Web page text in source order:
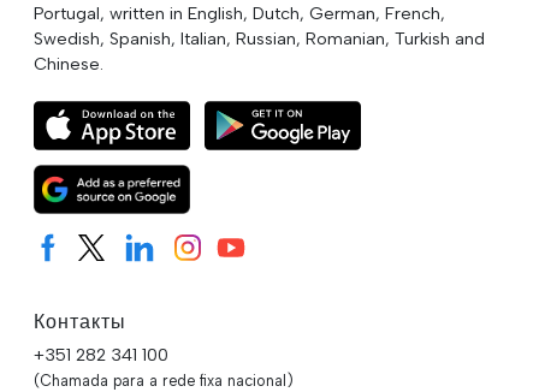
Portugal, written in English, Dutch, German, French,
Swedish, Spanish, Italian, Russian, Romanian, Turkish and
Chinese.
Контакты
+351 282 341 100
(Chamada para a rede fixa nacional)